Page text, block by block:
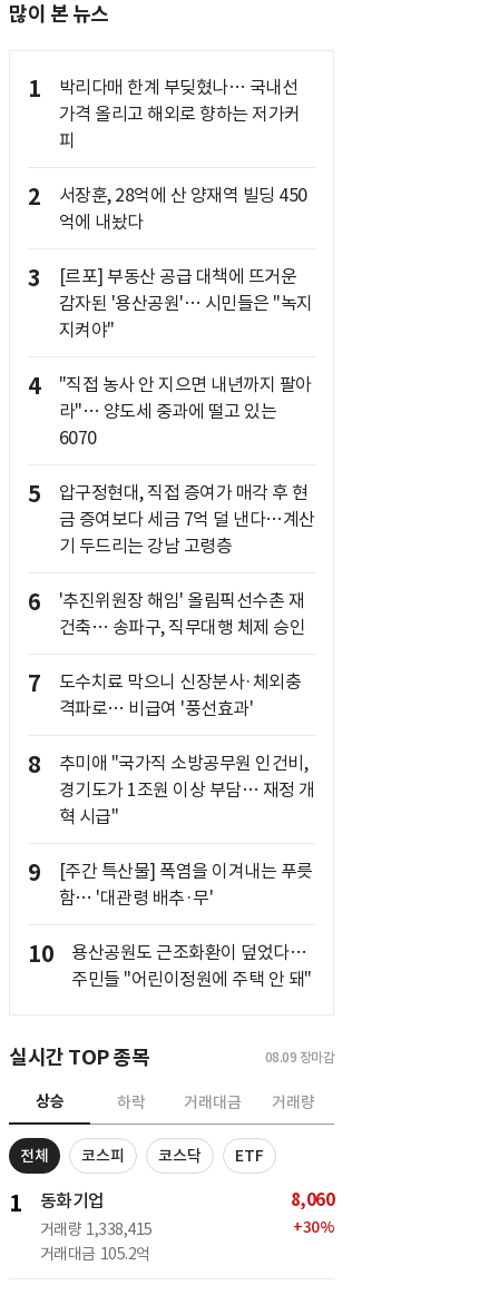
많이 본 뉴스
1
박리다매 한계 부딪혔나… 국내선
가격 올리고 해외로 향하는 저가커
피
2
서장훈, 28억에 산 양재역 빌딩 450
억에 내놨다
3
[르포] 부동산 공급 대책에 뜨거운
감자된 '용산공원'… 시민들은 "녹지
지켜야"
4
"직접 농사 안 지으면 내년까지 팔아
라"… 양도세 중과에 떨고 있는
6070
5
압구정현대, 직접 증여가 매각 후 현
금 증여보다 세금 7억 덜 낸다…계산
기 두드리는 강남 고령층
6
'추진위원장 해임' 올림픽선수촌 재
건축… 송파구, 직무대행 체제 승인
7
도수치료 막으니 신장분사·체외충
격파로… 비급여 '풍선효과'
8
추미애 "국가직 소방공무원 인건비,
경기도가 1조원 이상 부담… 재정 개
혁 시급"
9
[주간 특산물] 폭염을 이겨내는 푸릇
함… '대관령 배추·무'
10
용산공원도 근조화환이 덮었다…
주민들 "어린이정원에 주택 안 돼"
실시간 TOP 종목 08.09 장마감
상승 하락 거래대금 거래량
전체 코스피 코스닥 ETF
1 동화기업
거래량 1,338,415
거래대금 105.2억
8,060
+30%